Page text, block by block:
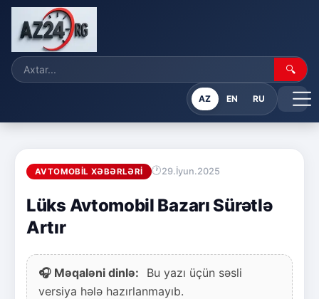
🔍
AZ EN RU
AVTOMOBIL XƏBƏRLƏRI 29.İyun.2025
Lüks Avtomobil Bazarı Sürətlə
Artır
🎧 Məqaləni dinlə:
Bu yazı üçün səsli
versiya hələ hazırlanmayıb.